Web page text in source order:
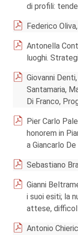
di profili:
Federico
Antonella
luoghi.
Giovanni
Santamaria,
Di Franco,
Pier Carlo
honorem in
a Giancarlo De
Sebastiano
Gianni
i suoi esiti; la
attese,
Antonio